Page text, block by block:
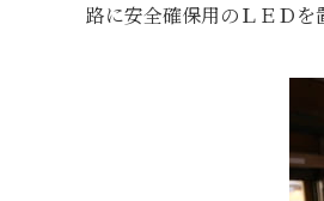
路に安全確保用のＬＥＤを